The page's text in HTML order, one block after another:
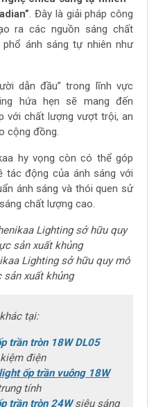
. Đây là giải pháp công
ra các nguồn sáng chất
ánh sáng tự nhiên như
dẫn đầu” trong lĩnh vực
hứa hẹn sẽ mang đến
với chất lượng vượt trội, an
cộng đồng.
hy vọng còn có thể góp
tác động của ánh sáng với
ánh sáng và thói quen sử
chất lượng cao.
Lighting sở hữu quy mô
xuất khủng
tại:
trần tròn 18W DL05
điện
ốp trần vuông 18W
tính
trần tròn 24Wsiêu sáng